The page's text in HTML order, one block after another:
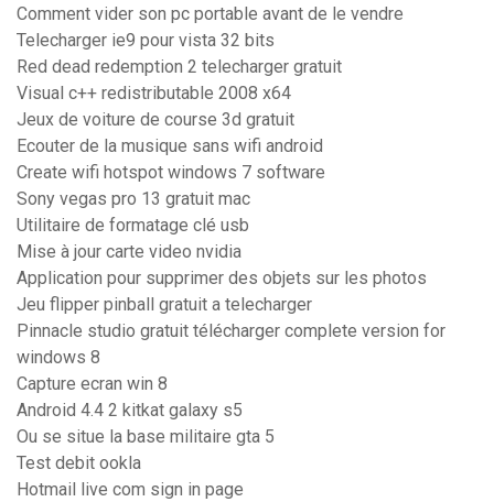
Comment vider son pc portable avant de le vendre
Telecharger ie9 pour vista 32 bits
Red dead redemption 2 telecharger gratuit
Visual c++ redistributable 2008 x64
Jeux de voiture de course 3d gratuit
Ecouter de la musique sans wifi android
Create wifi hotspot windows 7 software
Sony vegas pro 13 gratuit mac
Utilitaire de formatage clé usb
Mise à jour carte video nvidia
Application pour supprimer des objets sur les photos
Jeu flipper pinball gratuit a telecharger
Pinnacle studio gratuit télécharger complete version for
windows 8
Capture ecran win 8
Android 4.4 2 kitkat galaxy s5
Ou se situe la base militaire gta 5
Test debit ookla
Hotmail live com sign in page